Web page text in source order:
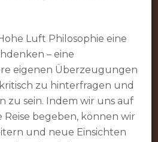
Luft Philosophie eine
– eine
eigenen Überzeugungen
zu hinterfragen und
zu sein. Indem wir uns auf
Reise begeben, können wir
und neue Einsichten